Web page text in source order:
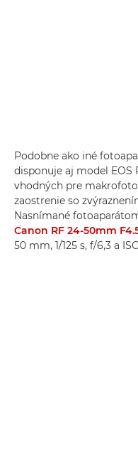
Podobne ako iné
disponuje aj model
vhodných pre
zaostrenie so
Nasnímané
Canon RF 24-50mm
50 mm, 1/125 s, f/6,3 a